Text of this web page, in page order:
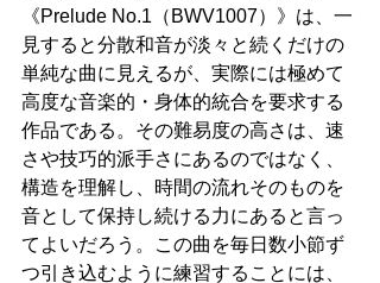
《Prelude No.1（BWV1007）》は、一
見すると分散和音が淡々と続くだけの
単純な曲に見えるが、実際には極めて
高度な音楽的・身体的統合を要求する
作品である。その難易度の高さは、速
さや技巧的派手さにあるのではなく、
構造を理解し、時間の流れそのものを
音として保持し続ける力にあると言っ
てよいだろう。この曲を毎日数小節ず
つ引き込むように練習することには、